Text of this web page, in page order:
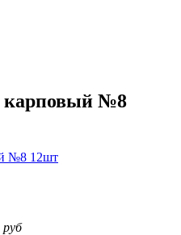
карповый №8
руб